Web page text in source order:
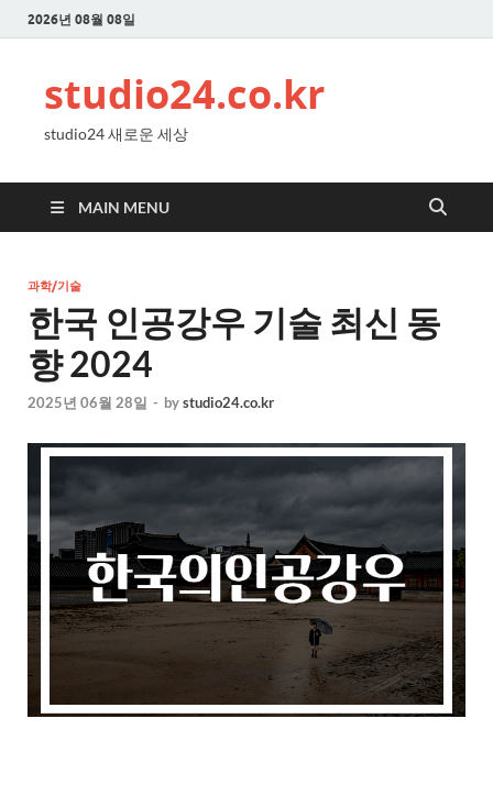
2026년 08월 08일
studio24.co.kr
studio24 새로운 세상
MAIN MENU
과학/기술
한국 인공강우 기술 최신 동
향 2024
2025년 06월 28일 - bystudio24.co.kr